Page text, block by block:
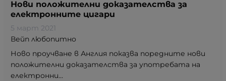
Нови положителни доказателства за
електронните цигари
5 март 2021
Вейп любопитно
Ново проучване в Англия показва поредните нови
положителни доказателства за употребата на
електронни...